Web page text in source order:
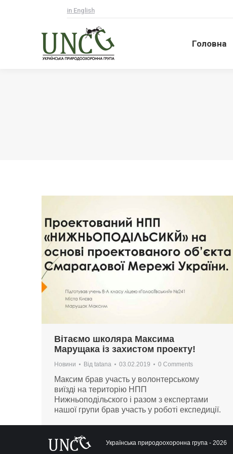
in English
Головна
Вітаємо школяра Максима
Марущака із захистом проекту!
Новини Від tatana 03.02.2019 0 Comments
Максим брав участь у волонтерському
виїзді на територію НПП
Нижньоподільского і разом з експертами
нашої групи брав участь у роботі експедиції.
Українська природоохоронна група - 2026
Головна